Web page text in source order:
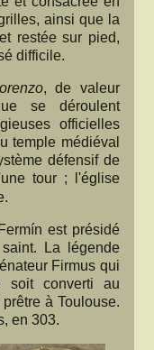
ainsi que la
restée sur pied,
difficile.
, de valeur
se déroulent
officielles
temple médiéval
défensif de
tour ; l'église
est présidé
La légende
Firmus qui
soit converti au
à Toulouse.
en 303.